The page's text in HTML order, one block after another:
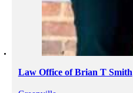
Law Office of Brian T Smith